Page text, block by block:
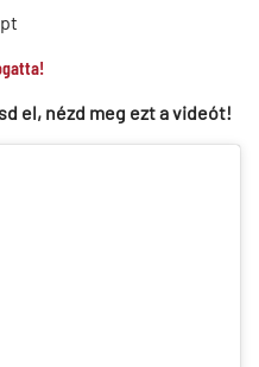
el, nézd meg ezt a videót!